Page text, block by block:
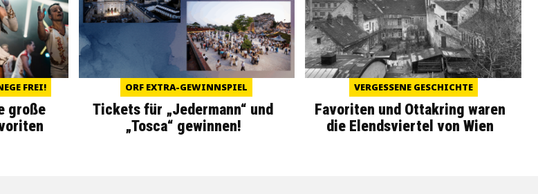
FREI!
große
ORF EXTRA-GEWINNSPIEL
Tickets für „Jedermann“ und
„Tosca“ gewinnen!
VERGESSENE GESCHICHTE
Favoriten und Ottakring waren
die Elendsviertel von Wien